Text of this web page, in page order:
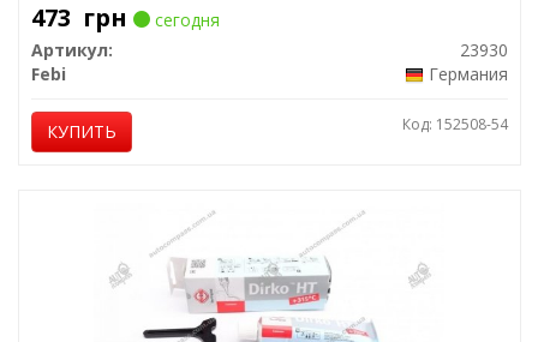
473 грн
сегодня
Артикул:
23930
Febi
Германия
КУПИТЬ Код: 152508-54